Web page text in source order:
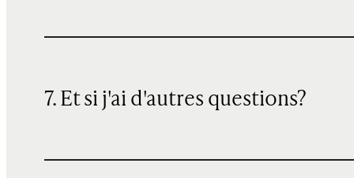
7. Et si j'ai d'autres questions?